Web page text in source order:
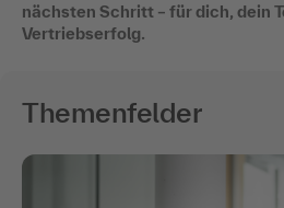
nächsten Schritt – für dich, dein
Vertriebserfolg.
Themenfelder